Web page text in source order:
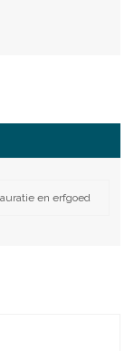
en erfgoed